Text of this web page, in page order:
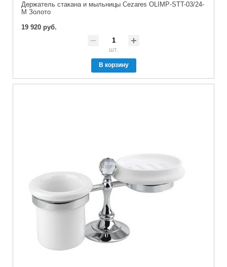
Держатель стакана и мыльницы Cezares OLIMP-STT-03/24-
M Золото
19 920 руб.
шт.
В корзину